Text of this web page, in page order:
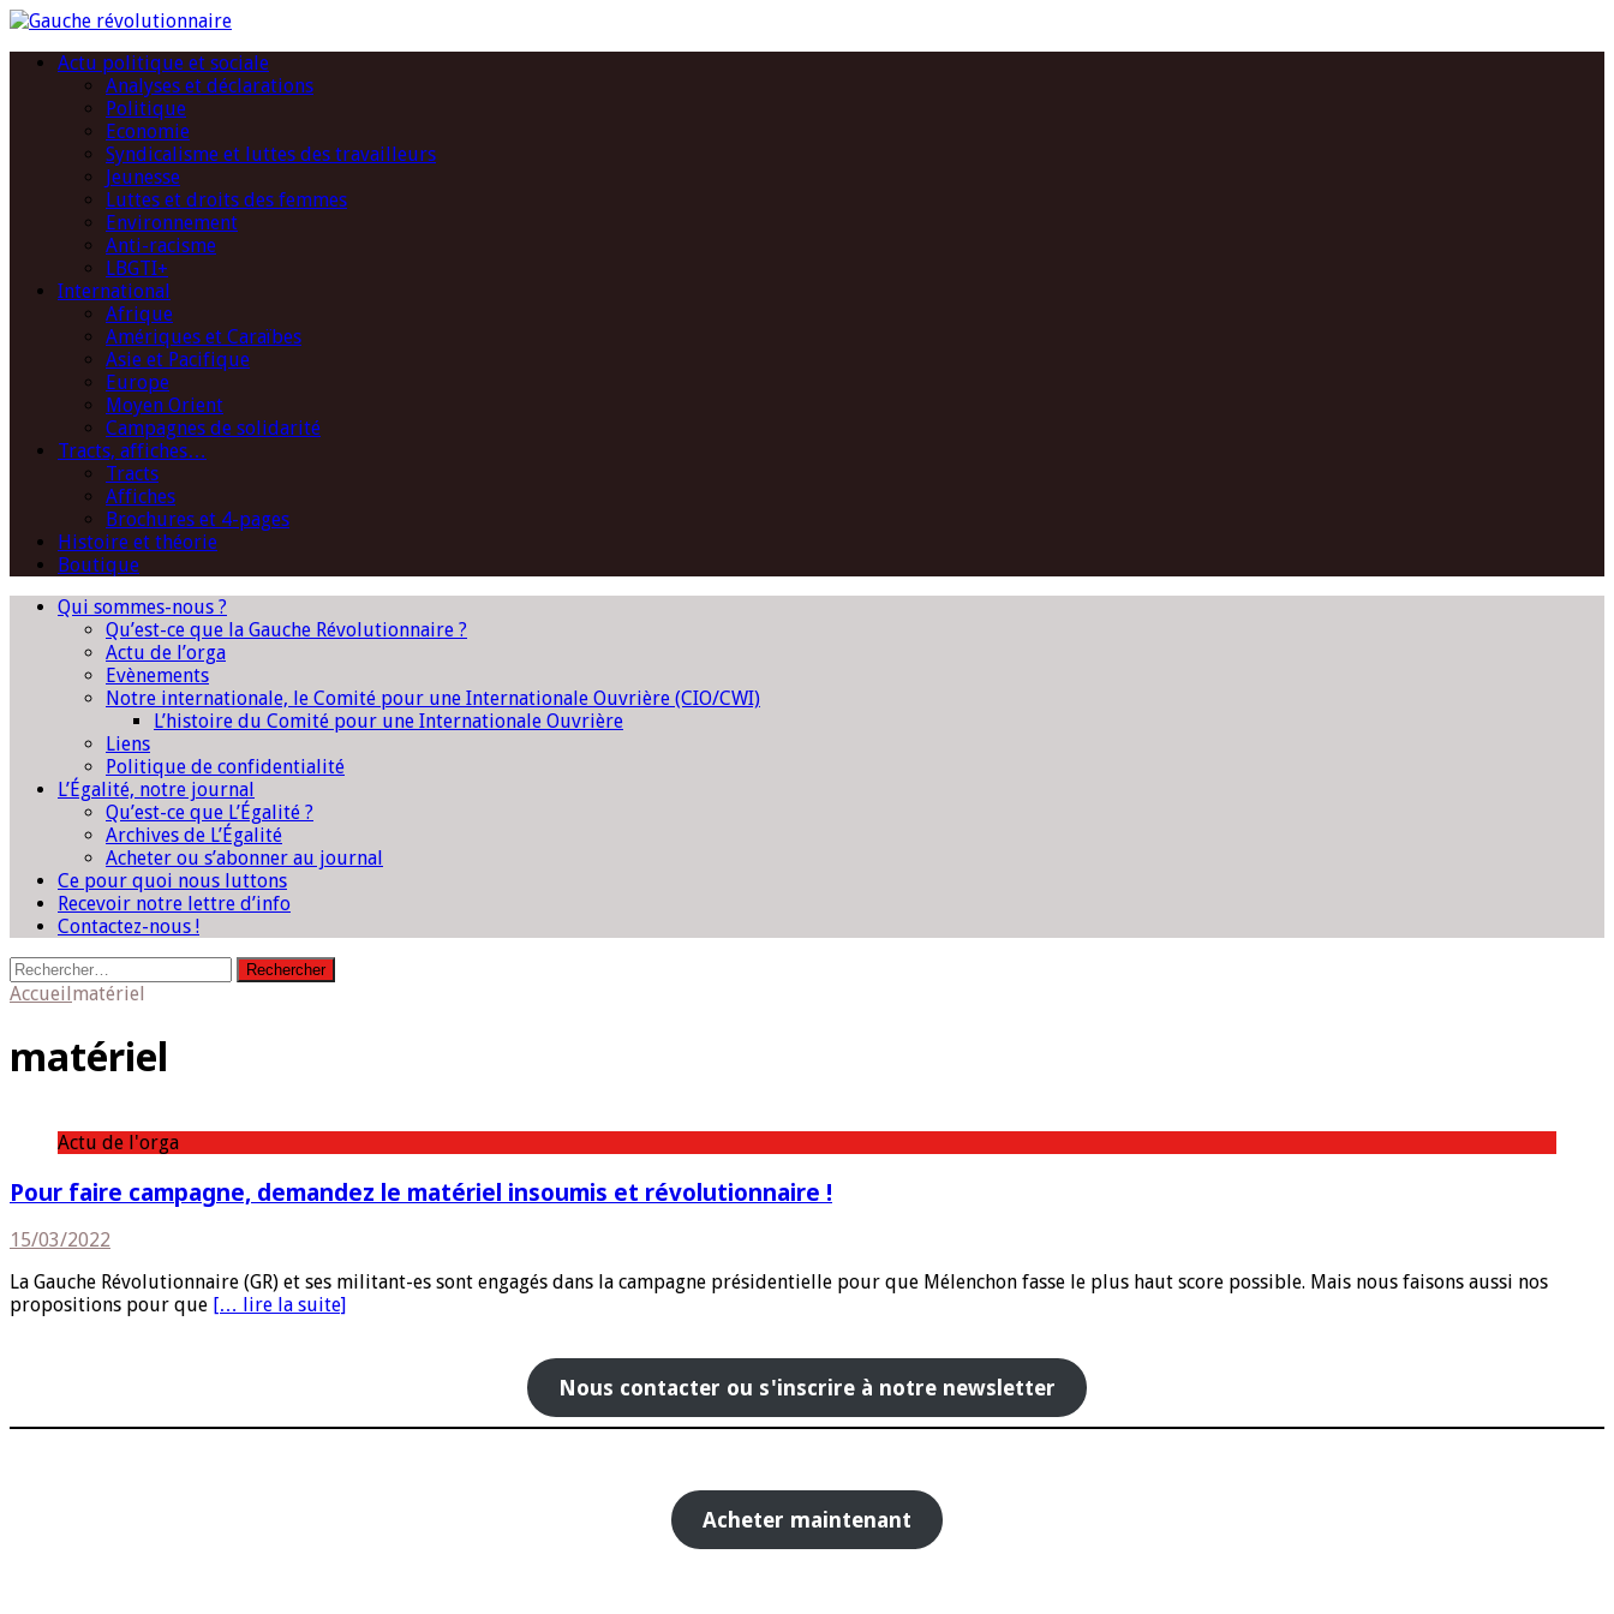
Actu politique et sociale
Analyses et déclarations
Politique
Economie
Syndicalisme et luttes des travailleurs
Jeunesse
Luttes et droits des femmes
Environnement
Anti-racisme
LBGTI+
International
Afrique
Amériques et Caraïbes
Asie et Pacifique
Europe
Moyen Orient
Campagnes de solidarité
Tracts, affiches…
Tracts
Affiches
Brochures et 4-pages
Histoire et théorie
Boutique
Qui sommes-nous ?
Qu’est-ce que la Gauche Révolutionnaire ?
Actu de l’orga
Evènements
Notre internationale, le Comité pour une Internationale Ouvrière (CIO/CWI)
L’histoire du Comité pour une Internationale Ouvrière
Liens
Politique de confidentialité
L’Égalité, notre journal
Qu’est-ce que L’Égalité ?
Archives de L’Égalité
Acheter ou s’abonner au journal
Ce pour quoi nous luttons
Recevoir notre lettre d’info
Contactez-nous !
Rechercher :
Accueilmatériel
matériel
Actu de l'orga
Pour faire campagne, demandez le matériel insoumis et révolutionnaire !
15/03/2022
La Gauche Révolutionnaire (GR) et ses militant-es sont engagés dans la campagne présidentielle pour que Mélenchon fasse le plus haut score possible. Mais nous faisons aussi nos
propositions pour que [… lire la suite]
Nous contacter ou s'inscrire à notre newsletter
Acheter maintenant